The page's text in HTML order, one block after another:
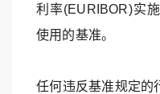
利率(EURIBOR)实
使用的基准。
任何违反基准规定的